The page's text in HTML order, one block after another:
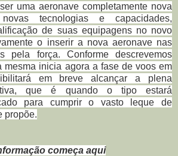
uma aeronave completamente nova
tecnologias e capacidades,
de suas equipagens no novo
o inserir a nova aeronave nas
pela força. Conforme descrevemos
mesma inicia agora a fase de voos em
em breve alcançar a plena
que é quando o tipo estará
para cumprir o vasto leque de
propõe.
começa aqui